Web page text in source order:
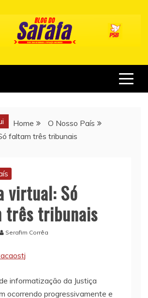
Home
O Nosso País
faltam três tribunais
virtual: Só
três tribunais
Serafim Corrêa
informatização da Justiça
ocorrendo progressivamente e